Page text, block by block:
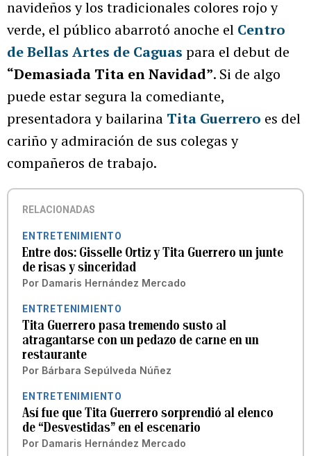
navideños y los tradicionales colores rojo y
verde, el público abarrotó anoche el Centro
de Bellas Artes de Caguas para el debut de
“Demasiada Tita en Navidad”. Si de algo
puede estar segura la comediante,
presentadora y bailarina Tita Guerrero es del
cariño y admiración de sus colegas y
compañeros de trabajo.
RELACIONADAS
ENTRETENIMIENTO
Entre dos: Gisselle Ortiz y Tita Guerrero un junte
de risas y sinceridad
Por Damaris Hernández Mercado
ENTRETENIMIENTO
Tita Guerrero pasa tremendo susto al
atragantarse con un pedazo de carne en un
restaurante
Por Bárbara Sepúlveda Núñez
ENTRETENIMIENTO
Así fue que Tita Guerrero sorprendió al elenco
de “Desvestidas” en el escenario
Por Damaris Hernández Mercado